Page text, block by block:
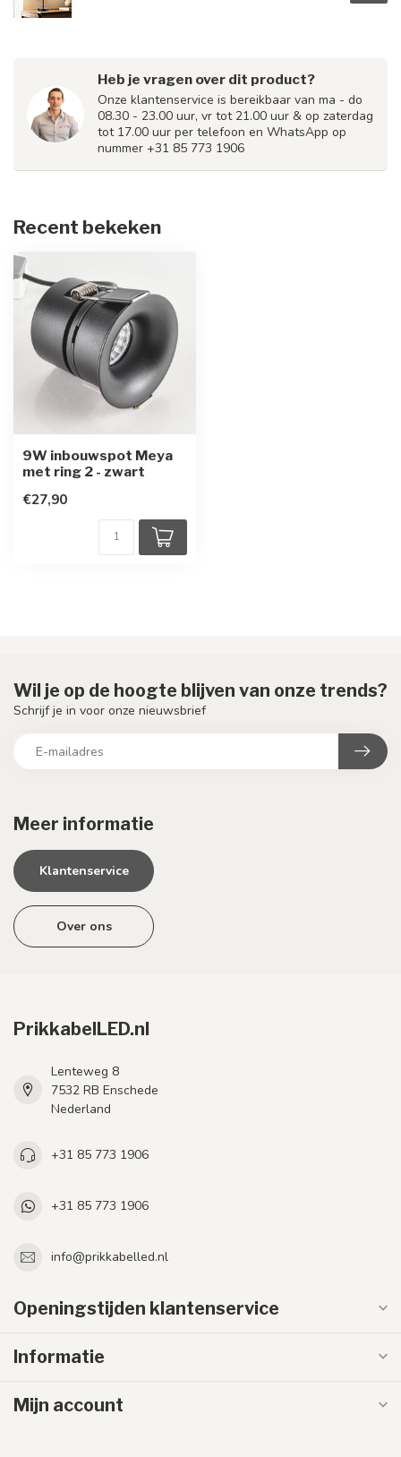
Heb je vragen over dit product?
Onze klantenservice is bereikbaar van ma - do
08.30 - 23.00 uur, vr tot 21.00 uur & op zaterdag
tot 17.00 uur per telefoon en WhatsApp op
nummer +31 85 773 1906
Recent bekeken
9W inbouwspot Meya
met ring 2 - zwart
€27,90
Meer informatie
Klantenservice
Over ons
Wil je op de hoogte blijven van onze trends?
Schrijf je in voor onze nieuwsbrief
PrikkabelLED.nl
Lenteweg 8
7532 RB Enschede
Nederland
+31 85 773 1906
+31 85 773 1906
info@prikkabelled.nl
Openingstijden klantenservice
Informatie
Mijn account